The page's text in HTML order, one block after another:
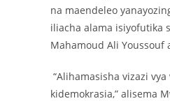
na maendeleo
iliacha alama isiyofutika
Mahamoud Ali Youssouf
“Alihamasisha vizazi
kidemokrasia,” alisema